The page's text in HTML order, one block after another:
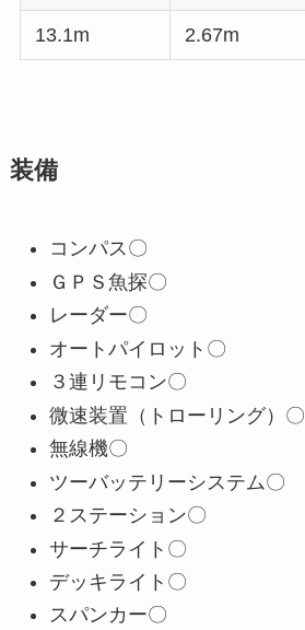
13.1m 2.67m
装備
コンパス〇
ＧＰＳ魚探〇
レーダー〇
オートパイロット〇
３連リモコン〇
微速装置（トローリング）〇
無線機〇
ツーバッテリーシステム〇
２ステーション〇
サーチライト〇
デッキライト〇
スパンカー〇